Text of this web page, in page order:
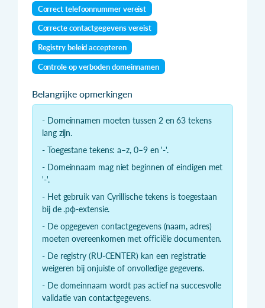
Correct telefoonnummer vereist
Correcte contactgegevens vereist
Registry beleid accepteren
Controle op verboden domeinnamen
Belangrijke opmerkingen
- Domeinnamen moeten tussen 2 en 63 tekens
lang zijn.
- Toegestane tekens: a–z, 0–9 en '-'.
- Domeinnaam mag niet beginnen of eindigen met
'-'.
- Het gebruik van Cyrillische tekens is toegestaan
bij de .рф-extensie.
- De opgegeven contactgegevens (naam, adres)
moeten overeenkomen met officiële documenten.
- De registry (RU-CENTER) kan een registratie
weigeren bij onjuiste of onvolledige gegevens.
- De domeinnaam wordt pas actief na succesvolle
validatie van contactgegevens.